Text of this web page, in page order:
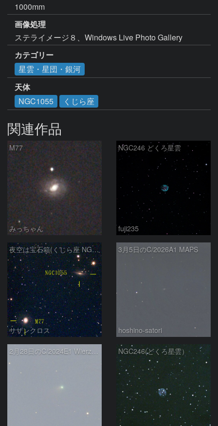
1000mm
画像処理
ステライメージ８、Windows Live Photo Gallery
カテゴリー
星雲・星団・銀河
天体
NGC1055
くじら座
関連作品
M77
みっちゃん
NGC246 どくろ星雲
fuji235
夜空は宝石箱(くじら座 NGC1055) Seestar50
サザンクロス
3月5日のC/2026A1 MAPS
hoshino-satori
2月28日のC/2024E1 Wierzchos NGC246(どくろ星雲）